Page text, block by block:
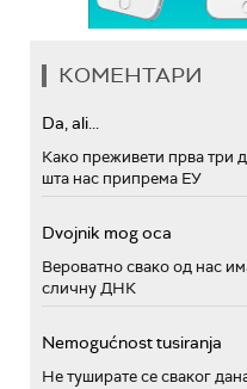
КОМЕНТАРИ
Da, ali...
Како преживети прва три
шта нас припрема ЕУ
Dvojnik mog oca
Вероватно свако од нас
сличну ДНК
Nemogućnost tusiranja
Не туширате се сваког